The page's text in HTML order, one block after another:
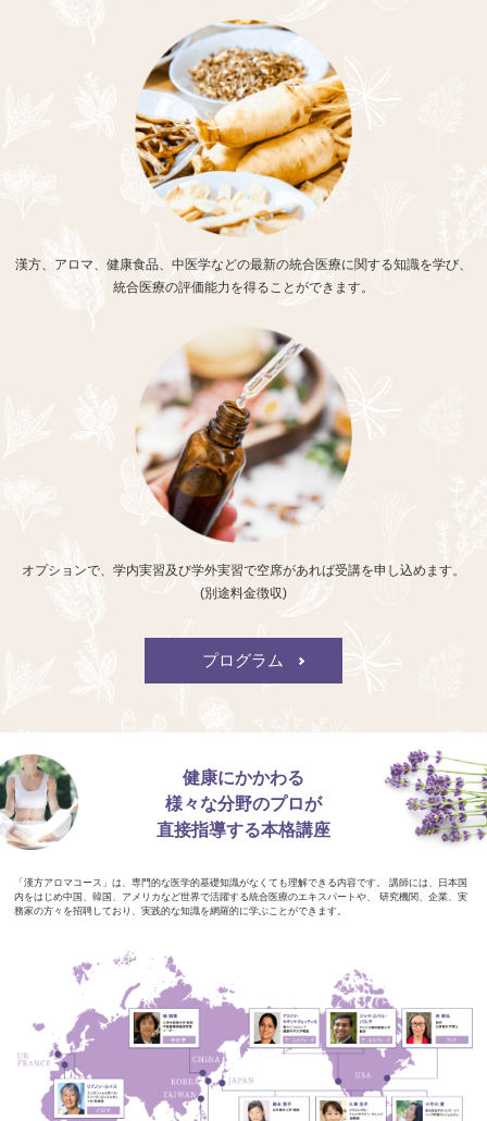
漢方、アロマ、健康食品、中医学などの最新の統合医療に関する知識を学び、
統合医療の評価能力を得ることができます。
オプションで、学内実習及び学外実習で空席があれば受講を申し込めます。
(別途料金徴収)
プログラム
健康にかかわる
様々な分野のプロが
直接指導する本格講座
「漢方アロマコース」は、専門的な医学的基礎知識がなくても理解できる内容です。
講師には、日本国
内をはじめ中国、韓国、アメリカなど世界で活躍する統合医療のエキスパートや、
研究機関、企業、実
務家の方々を招聘しており、実践的な知識を網羅的に学ぶことができます。